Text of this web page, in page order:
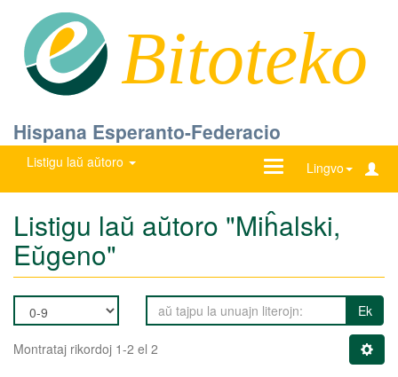
Bitoteko
Hispana Esperanto-Federacio
Listigu laŭ aŭtoro Lingvo
Ŝanĝu
Listigu laŭ aŭtoro "Miĥalski,
Eŭgeno"
Ek
Montrataj rikordoj 1-2 el 2